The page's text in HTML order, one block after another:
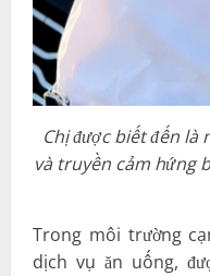
Chị được biết đến là
và truyền cảm hứng
Trong môi trường
dịch vụ ăn uống,